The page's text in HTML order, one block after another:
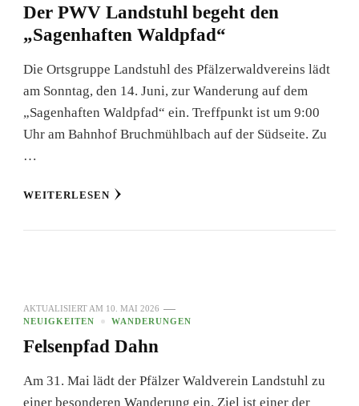
Der PWV Landstuhl begeht den
„Sagenhaften Waldpfad“
Die Ortsgruppe Landstuhl des Pfälzerwaldvereins lädt
am Sonntag, den 14. Juni, zur Wanderung auf dem
„Sagenhaften Waldpfad“ ein. Treffpunkt ist um 9:00
Uhr am Bahnhof Bruchmühlbach auf der Südseite. Zu
…
WEITERLESEN
AKTUALISIERT AM 10. MAI 2026
NEUIGKEITEN
WANDERUNGEN
Felsenpfad Dahn
Am 31. Mai lädt der Pfälzer Waldverein Landstuhl zu
einer besonderen Wanderung ein. Ziel ist einer der